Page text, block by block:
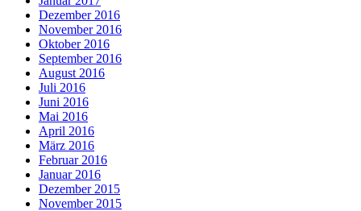
Dezember 2016
November 2016
Oktober 2016
September 2016
August 2016
Juli 2016
Juni 2016
Mai 2016
April 2016
März 2016
Februar 2016
Januar 2016
Dezember 2015
November 2015